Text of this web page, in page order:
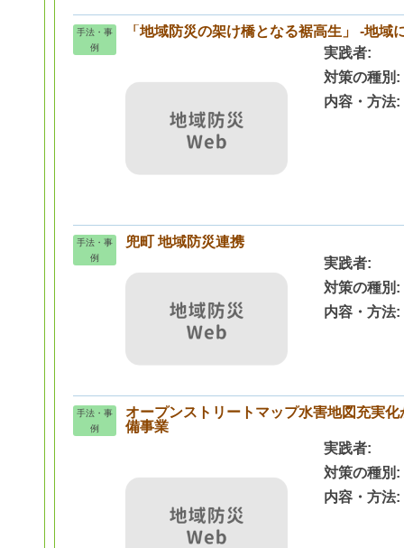
手法・事
例
「地域防災の架け橋となる裾高生」 -地
実践者
対策の種別
内容・方法
手法・事
例
兜町 地域防災連携
実践者
対策の種別
内容・方法
手法・事
例
オープンストリートマップ水害地図充実
備事業
実践者
対策の種別
内容・方法